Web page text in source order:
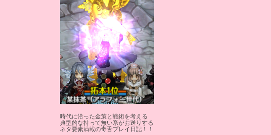
時代に沿った金策と戦術を考える
典型的な持って無い系がお送りする
ネタ要素満載の毒舌プレイ日記！！